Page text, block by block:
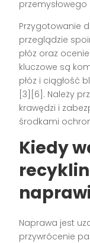
Przygotowanie
przeglądzie
płóz oraz
kluczowe są
płóz i ciągłość
[3][6]. Należy
krawędzi i
środkami
Kiedy
Naprawa jest
przywrócenie